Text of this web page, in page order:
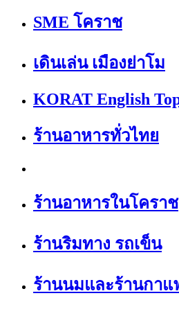
SME โคราช
เดินเล่น เมืองย่าโม
KORAT English
ร้านอาหารทั่วไทย
ร้านอาหารในโคราช
ร้านริมทาง รถเข็น
ร้านนมและร้านกาแ